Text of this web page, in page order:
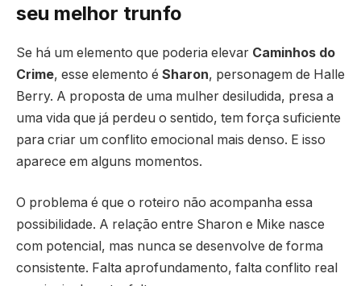
seu melhor trunfo
Se há um elemento que poderia elevar Caminhos do
Crime, esse elemento é Sharon, personagem de Halle
Berry. A proposta de uma mulher desiludida, presa a
uma vida que já perdeu o sentido, tem força suficiente
para criar um conflito emocional mais denso. E isso
aparece em alguns momentos.
O problema é que o roteiro não acompanha essa
possibilidade. A relação entre Sharon e Mike nasce
com potencial, mas nunca se desenvolve de forma
consistente. Falta aprofundamento, falta conflito real